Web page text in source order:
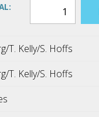
T. Kelly/S. Hoffs
T. Kelly/S. Hoffs